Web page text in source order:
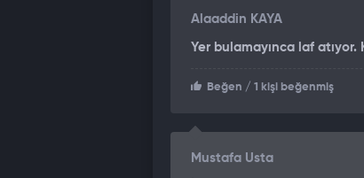
soru yok ve cevap bile
cevaplar. ‘Bunları sordunuz,
ne kadar böyle şeyler’ filan.
de alırsın şeyini. Bir tanesini
değiller daha doğrusu.”
Alaaddin KAYA
Yer bulamayınca laf atıyor.
Beğen / 1 kişi beğenmiş
Mustafa Usta